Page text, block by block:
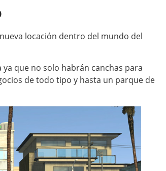
locación dentro del mundo del
que no solo habrán canchas para
de todo tipo y hasta un parque de